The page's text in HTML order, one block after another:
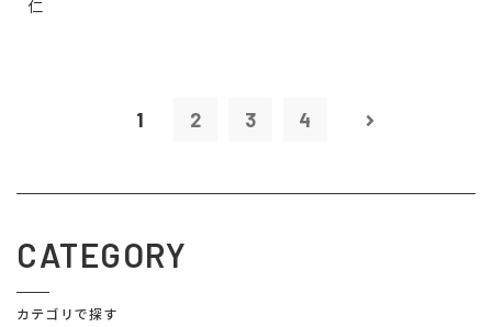
仁
1 2 3 4
CATEGORY
カテゴリで探す